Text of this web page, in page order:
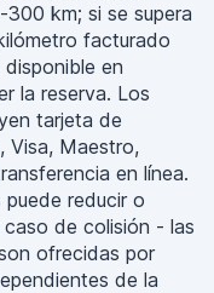
km; si se supera
facturado
en
la reserva. Los
tarjeta de
Visa, Maestro,
en línea.
reducir o
de colisión - las
ofrecidas por
de la